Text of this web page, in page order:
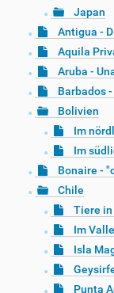
Japan
Antigua -
Aquila
Aruba -
Barbados
Bolivien
Im
Im
Bonaire -
Chile
Tiere
Im
Isla
Punta